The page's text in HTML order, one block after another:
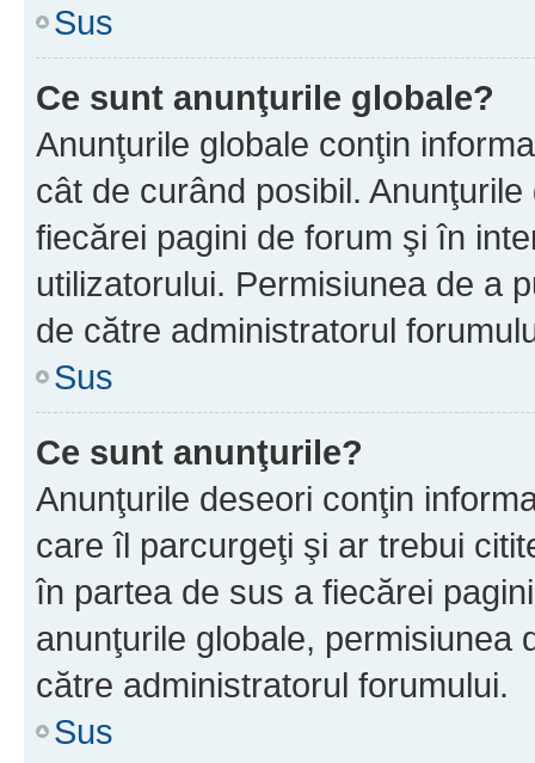
Sus
Ce sunt anunţurile globale?
Anunţurile globale conţin
cât de curând posibil.
fiecărei pagini de forum şi în
utilizatorului. Permisiunea de a
de către administratorul
Sus
Ce sunt anunţurile?
Anunţurile deseori conţin
care îl parcurgeţi şi ar trebui
în partea de sus a fiecărei
anunţurile globale, permisiunea
către administratorul forumului.
Sus